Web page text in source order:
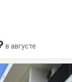
в августе